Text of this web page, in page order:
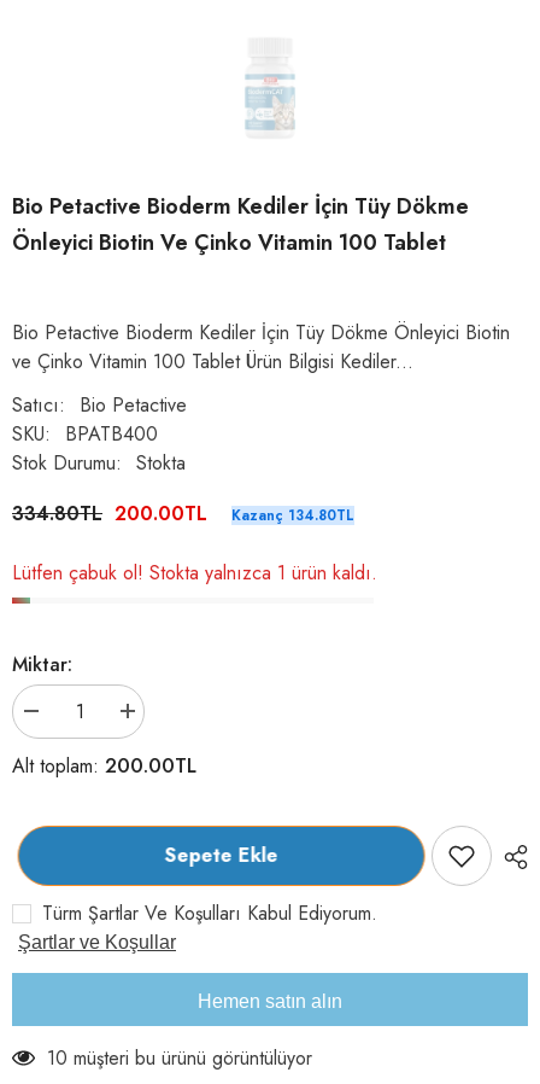
Bio Petactive Bioderm Kediler İçin Tüy Dökme
Önleyici Biotin Ve Çinko Vitamin 100 Tablet
Bio Petactive Bioderm Kediler İçin Tüy Dökme Önleyici Biotin
ve Çinko Vitamin 100 Tablet Ürün Bilgisi Kediler...
Satıcı:
Bio Petactive
SKU:
BPATB400
Stok Durumu:
Stokta
334.80TL 200.00TL Kazanç 134.80TL
Lütfen çabuk ol! Stokta yalnızca 1 ürün kaldı.
Miktar:
Petactive
Bioderm
Kediler
Dökme
ve
Çinko
Vitamin
100
Tablet
için
Bio
Petactive
Bioderm
Kediler
Dökme
Önleyici
Biotin
ve
Vitamin
100
Tablet
için
Alt toplam: 200.00TL
Sepete Ekle
Türm Şartlar Ve Koşulları Kabul Ediyorum.
Şartlar ve Koşullar
Hemen satın alın
10 müşteri bu ürünü görüntülüyor